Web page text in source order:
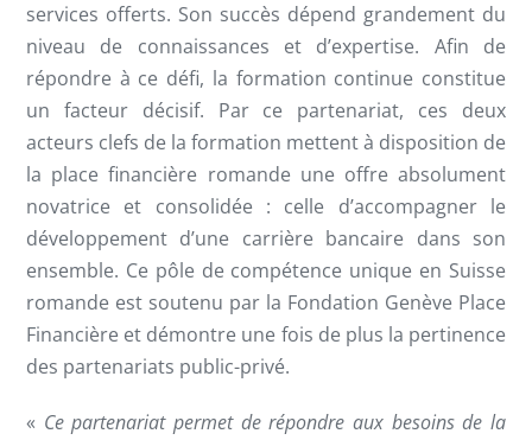
services offerts. Son succès dépend grandement du
niveau de connaissances et d’expertise. Afin de
répondre à ce défi, la formation continue constitue
un facteur décisif. Par ce partenariat, ces deux
acteurs clefs de la formation mettent à disposition de
la place financière romande une offre absolument
novatrice et consolidée : celle d’accompagner le
développement d’une carrière bancaire dans son
ensemble. Ce pôle de compétence unique en Suisse
romande est soutenu par la Fondation Genève Place
Financière et démontre une fois de plus la pertinence
des partenariats public-privé.
« Ce partenariat permet de répondre aux besoins de la